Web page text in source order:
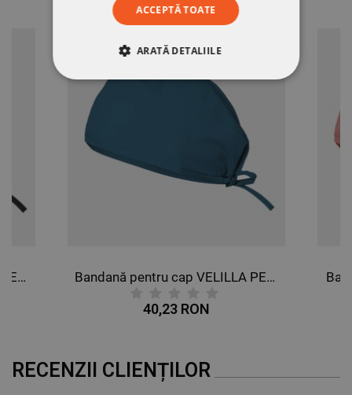
Bandană pentru cap VELILLA NEAGRĂ Bandană pentru cap VELILLA PETROL
40,23 RON
RECENZII CLIENȚILOR
ACCEPTĂ TOATE
ARATĂ DETALIILE
STRICT NECESARE
DE TARGETARE